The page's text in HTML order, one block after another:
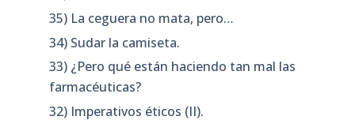
35) La ceguera no mata, pero…
34) Sudar la camiseta.
33) ¿Pero qué están haciendo tan mal las
farmacéuticas?
32) Imperativos éticos (II).